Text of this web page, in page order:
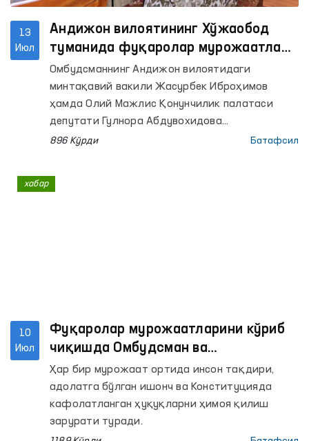
13
Июл
Андижон вилоятининг Хўжаобод
туманида фуқаролар мурожаатлари
маҳаллабай ўрганилди
Омбудсманнинг Андижон вилоятидаги
минтақавий вакили Жасурбек Иброҳимов
ҳамда Олий Мажлис Қонунчилик палатаси
депутати Гулнора Абдувохидова
ҳамкорлигида фуқаролар мурожаатларини
ташкил этилди.
896 Кўрди Батафсил
10
Июл
Фуқаролар мурожаатларини кўриб
чиқишда Омбудсман ва
Конституциявий суднинг
ҳамкорлигини кучайтириш
масалалари муҳокама қилинди
Ҳар бир мурожаат ортида инсон тақдири,
адолатга бўлган ишонч ва Конституцияда
кафолатланган ҳуқуқларни ҳимоя қилиш
зарурати туради.
хабар